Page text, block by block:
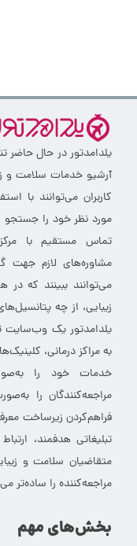
یلدامدتور در حال
آرشیو خدمات سلامت و
کاربران می‌توانند با
مورد نظر خود را جستجو
تماس مستقیم با
مشاوره‌های لازم جهت
می‌توانند ببینند که
زیبایی، از چه
یلدامدتور یک
به مراکز درمانی،
خدمات خود را
مراجعه‌کنندگان را
فراهم‌کردن زیرساخت
تبلیغاتی هدفمند،
متقاضیان سلامت و
مراجعه‌کننده را ساده‌تر
بخش‌های مهم